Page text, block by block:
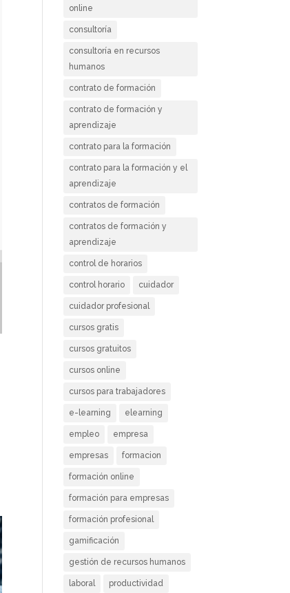
online
consultoría
consultoría en recursos
humanos
contrato de formación
contrato de formación y
aprendizaje
contrato para la formación
contrato para la formación y el
aprendizaje
contratos de formación
contratos de formación y
aprendizaje
control de horarios
control horario cuidador
cuidador profesional
cursos gratis
cursos gratuitos
cursos online
cursos para trabajadores
e-learning elearning
empleo empresa
empresas formacion
formación online
formación para empresas
formación profesional
gamificación
gestión de recursos humanos
laboral productividad